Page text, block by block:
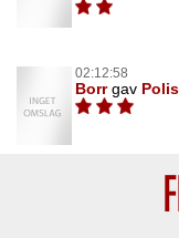
02:12:58
Borrgav